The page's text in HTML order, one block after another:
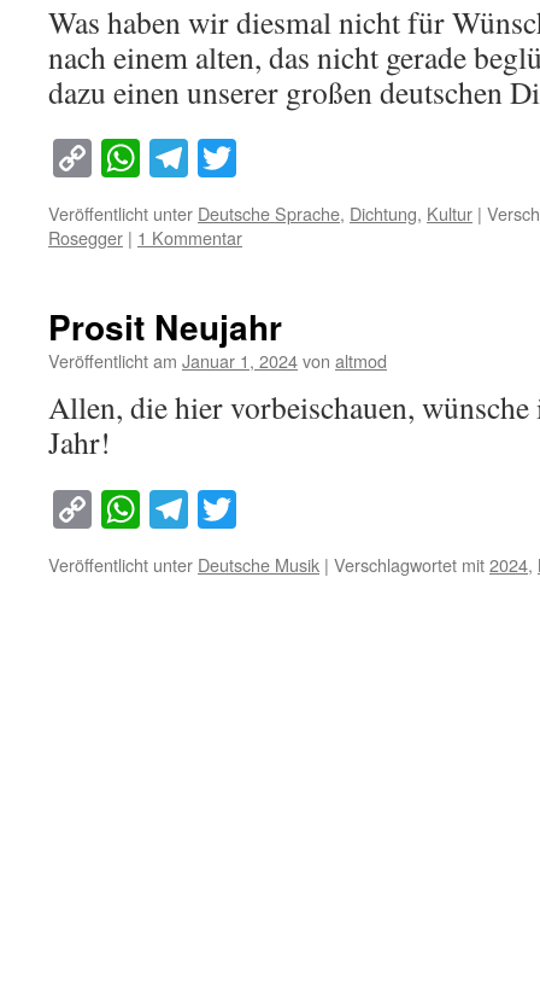
Was haben wir diesmal nicht für
nach einem alten, das nicht gerade
dazu einen unserer großen deutschen
Copy
Link
WhatsApp
Telegram
Veröffentlicht unter Deutsche Sprache, Dichtung, Kultur |
Rosegger | 1 Kommentar
Prosit Neujahr
Veröffentlicht am Januar 1, 2024von altmod
Allen, die hier vorbeischauen, wünsche
Jahr!
Copy
Link
WhatsApp
Telegram
Veröffentlicht unter Deutsche Musik | Verschlagwortet mit2024,